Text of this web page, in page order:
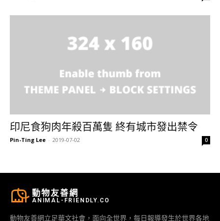
印尼食狗肉年殺百萬隻 終有城市發出禁令
Pin-Ting Lee - 2019-07-02 0
動物友善網
ANIMAL-FRIENDLY.CO
動物友善網立足華文社會，面向全世界，每日報導發生於世界各地